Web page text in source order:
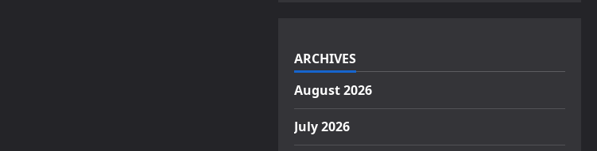
ARCHIVES
August 2026
July 2026